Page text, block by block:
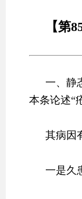
【第
一、静
本条论述“
其病因
一是久